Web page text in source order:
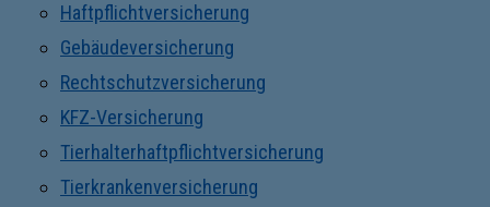
Haftpflichtversicherung
Gebäudeversicherung
Rechtschutzversicherung
KFZ-Versicherung
Tierhalterhaftpflichtversicherung
Tierkrankenversicherung